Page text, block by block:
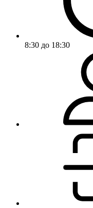
8:30 до 18:30